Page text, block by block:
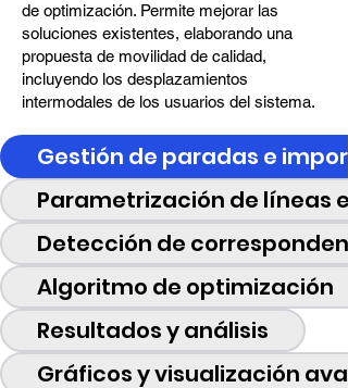
de optimización. Permite mejorar las
soluciones existentes, elaborando una
propuesta de movilidad de calidad,
incluyendo los desplazamientos
intermodales de los usuarios del sistema.
Gestión de paradas e
Parametrización de líneas e
Detección de
Algoritmo de optimización
Resultados y análisis
Gráficos y visualización